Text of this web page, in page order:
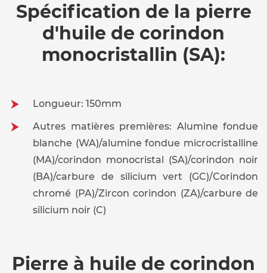
Spécification de la pierre
d'huile de corindon
monocristallin (SA):
Longueur: 150mm
Autres matières premières: Alumine fondue
blanche (WA)/alumine fondue microcristalline
(MA)/corindon monocristal (SA)/corindon noir
(BA)/carbure de silicium vert (GC)/Corindon
chromé (PA)/Zircon corindon (ZA)/carbure de
silicium noir (C)
Pierre à huile de corindon